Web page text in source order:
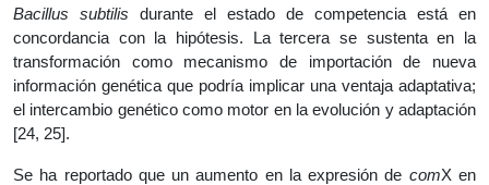
Bacillus subtilis durante el estado de competencia está en
concordancia con la hipótesis. La tercera se sustenta en la
transformación como mecanismo de importación de nueva
información genética que podría implicar una ventaja adaptativa;
el intercambio genético como motor en la evolución y adaptación
[24, 25].
Se ha reportado que un aumento en la expresión de comX en